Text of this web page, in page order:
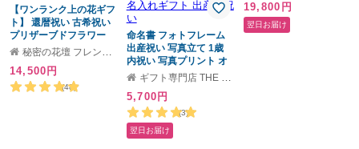
【ワンランク上の花ギフ
ト】 還暦祝い 古希祝い
プリザーブドフラワー
女性 プレゼント 名入れ
いフォトフレーム (選べ
る12色) 【大輪ムーン
秘密の花壇 フレンドアート
14,500円
(48)
命名書 フォトフレーム
出産祝い 写真立て 1歳
内祝い 写真プリント オ
ーダー 両親 おしゃれ 写
名入れ アクリル 誕生日
プレゼント ベビーフレ
ーム 名入れギフト 出産
内祝い
ギフト専門店 THE WOW
5,700円
(3)
翌日お届け
19,800円
翌日お届け